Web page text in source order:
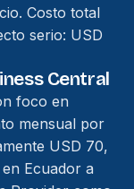
Costo total
serio: USD
Central
foco en
mensual por
USD 70,
Ecuador a